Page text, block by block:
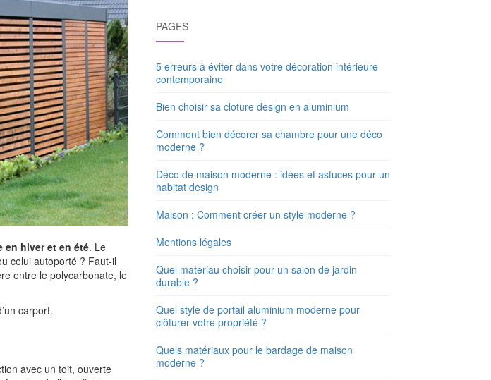
en hiver et en été. Le
celui autoporté ? Faut-il
entre le polycarbonate, le
carport.
avec un toit, ouverte
PAGES
5 erreurs à éviter dans votre décoration intérieure
contemporaine
Bien choisir sa cloture design en aluminium
Comment bien décorer sa chambre pour une déco
moderne ?
Déco de maison moderne : idées et astuces pour un
habitat design
Maison : Comment créer un style moderne ?
Mentions légales
Quel matériau choisir pour un salon de jardin
durable ?
Quel style de portail aluminium moderne pour
clôturer votre propriété ?
Quels matériaux pour le bardage de maison
moderne ?